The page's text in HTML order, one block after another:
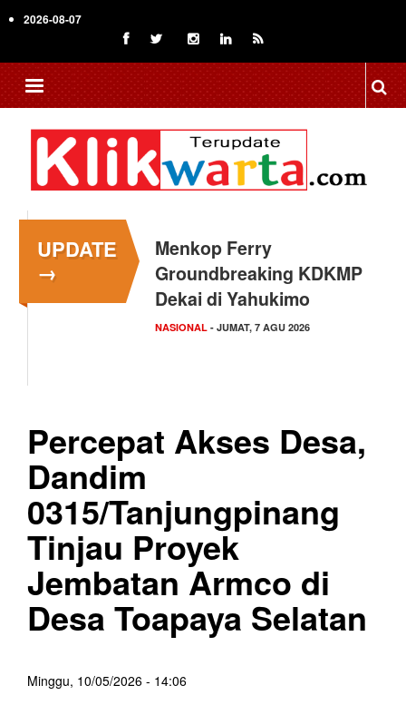
to
content
2026-08-07
UPDATE
→
Menkop Ferry
Groundbreaking KDKMP
Dekai di Yahukimo
NASIONAL - JUMAT, 7 AGU 2026
Percepat Akses Desa,
Dandim
0315/Tanjungpinang
Tinjau Proyek
Jembatan Armco di
Desa Toapaya Selatan
Minggu, 10/05/2026 - 14:06